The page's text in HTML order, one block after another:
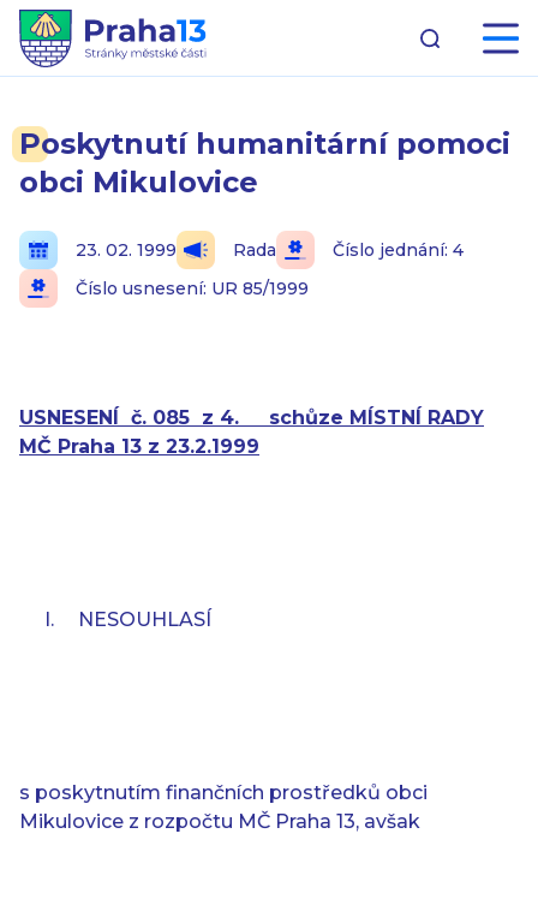
Poskytnutí humanitární pomoci
obci Mikulovice
23. 02. 1999 Rada
Číslo jednání: 4
Číslo usnesení: UR 85/1999
USNESENÍ č. 085 z 4.
schůze MÍSTNÍ RADY
MČ Praha 13 z 23.2.1999
I. NESOUHLASÍ
s poskytnutím finančních prostředků obci
Mikulovice z rozpočtu MČ Praha 13, avšak